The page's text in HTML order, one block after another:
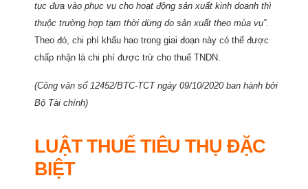
tục đưa vào phục vụ cho hoạt động sản xuất kinh doanh thì
thuộc trường hợp tạm thời dừng do sản xuất theo mùa vụ”.
Theo đó, chi phí khấu hao trong giai đoạn này có thể được
chấp nhận là chi phí được trừ cho thuế TNDN.
(Công văn số 12452/BTC-TCT ngày 09/10/2020 ban hành bởi
Bộ Tài chính)
LUẬT THUẾ TIÊU THỤ ĐẶC
BIỆT